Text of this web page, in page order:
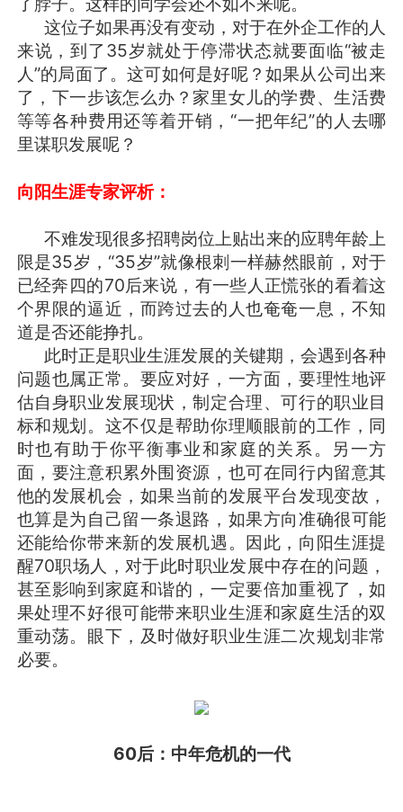
这位子如果再没有变动，对于在外企工作的人
来说，到了35岁就处于停滞状态就要面临“被走
人”的局面了。这可如何是好呢？如果从公司出来
了，下一步该怎么办？家里女儿的学费、生活费
等等各种费用还等着开销，“一把年纪”的人去哪
里谋职发展呢？
向阳生涯专家评析：
不难发现很多招聘岗位上贴出来的应聘年龄上
限是35岁，“35岁”就像根刺一样赫然眼前，对于
已经奔四的70后来说，有一些人正慌张的看着这
个界限的逼近，而跨过去的人也奄奄一息，不知
道是否还能挣扎。
此时正是职业生涯发展的关键期，会遇到各种
问题也属正常。要应对好，一方面，要理性地评
估自身职业发展现状，制定合理、可行的职业目
标和规划。这不仅是帮助你理顺眼前的工作，同
时也有助于你平衡事业和家庭的关系。另一方
面，要注意积累外围资源，也可在同行内留意其
他的发展机会，如果当前的发展平台发现变故，
也算是为自己留一条退路，如果方向准确很可能
还能给你带来新的发展机遇。因此，向阳生涯提
醒70职场人，对于此时职业发展中存在的问题，
甚至影响到家庭和谐的，一定要倍加重视了，如
果处理不好很可能带来职业生涯和家庭生活的双
重动荡。眼下，及时做好职业生涯二次规划非常
必要。
60后：中年危机的一代